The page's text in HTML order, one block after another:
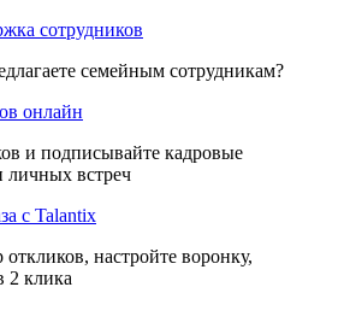
сотрудников
семейным сотрудникам?
онлайн
и подписывайте кадровые
личных встреч
с Talantix
настройте воронку,
2 клика